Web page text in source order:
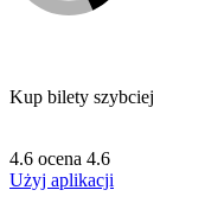
Kup bilety szybciej
4.6 ocena 4.6
Użyj aplikacji